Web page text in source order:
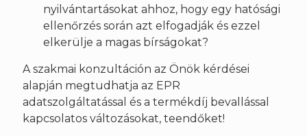
nyilvántartásokat ahhoz, hogy egy hatósági
ellenőrzés során azt elfogadják és ezzel
elkerülje a magas bírságokat?
A szakmai konzultáción az Önök kérdései
alapján megtudhatja az EPR
adatszolgáltatással és a termékdíj bevallással
kapcsolatos változásokat, teendőket!